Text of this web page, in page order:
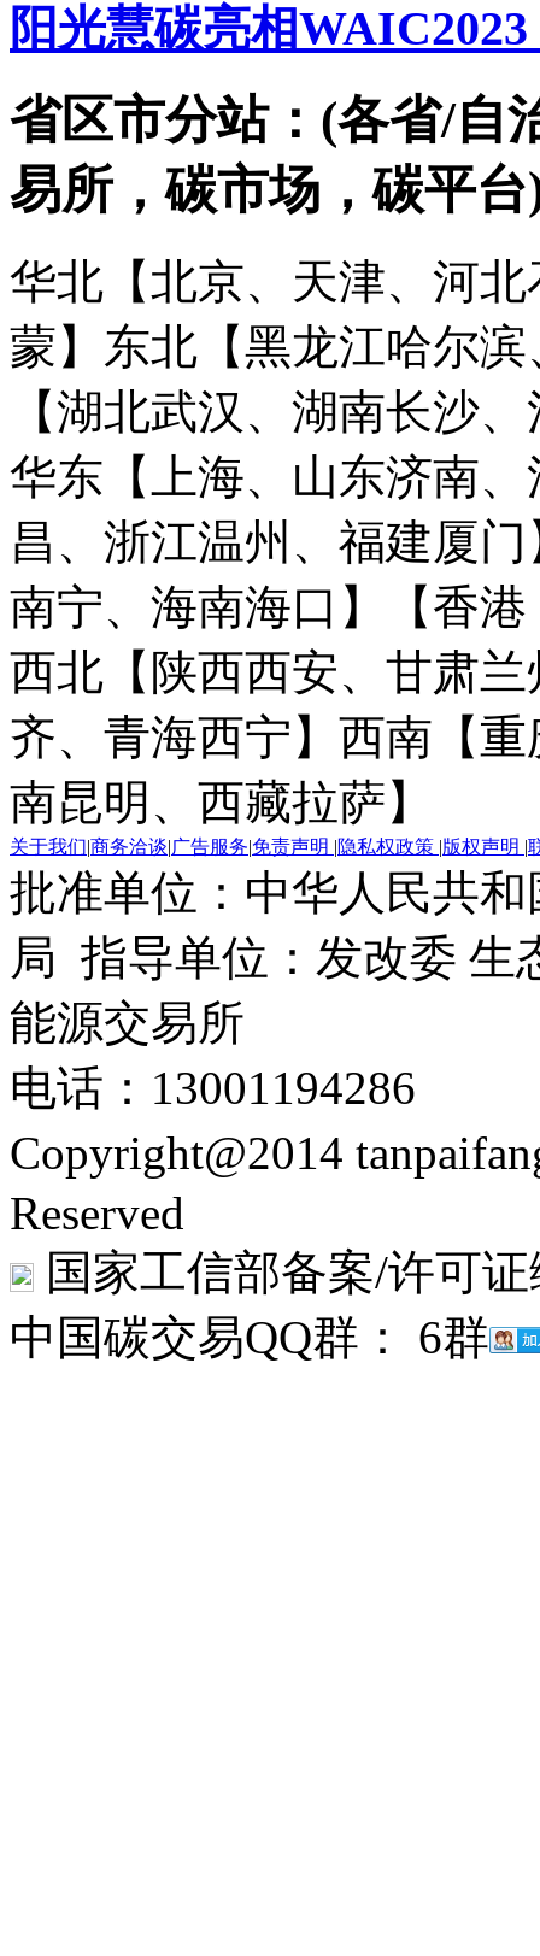
阳光慧碳亮相
省区市分站：(各省/自
易所，碳市场，碳平台
华北【北京、天津、河
蒙】 东北【黑龙江哈尔
【湖北武汉、湖南长沙
华东【上海、山东济南
昌、浙江温州、福建厦门
南宁、海南海口】
【香
西北【陕西西安、甘肃
齐、青海西宁】 西南【
南昆明、西藏拉萨】
关于我们|商务洽谈|广告服务|免责声明 |隐私权政策 |版权声明 |
批准单位：中华人民共
局 指导单位：发改委 生
能源交易所
电话：13001194286
Copyright@2014
Reserved
国家工信部备案/许可
中国碳交易QQ群： 6群